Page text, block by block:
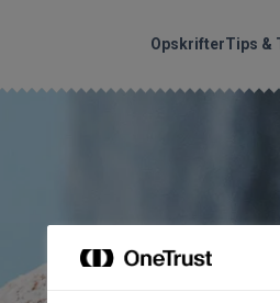
OpskrifterTips &
Gem
Lad ikke en eneste
personlige